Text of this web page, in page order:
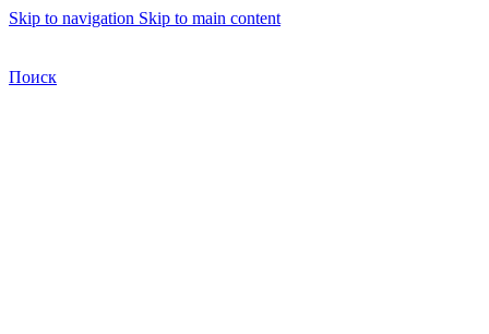
Skip to navigation Skip to main content
Поиск